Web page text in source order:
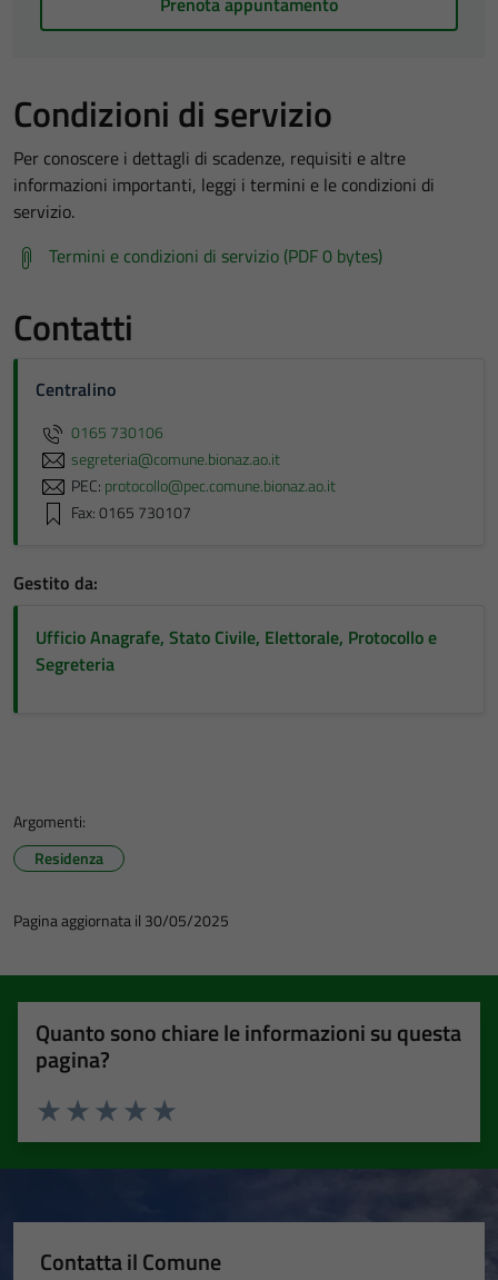
Condizioni di servizio
Per conoscere i dettagli di scadenze, requisiti e altre
informazioni importanti, leggi i termini e le condizioni di
servizio.
Termini e condizioni di servizio (PDF 0 bytes)
Contatti
Centralino
0165 730106
segreteria@comune.bionaz.ao.it
PEC: protocollo@pec.comune.bionaz.ao.it
Fax: 0165 730107
Gestito da:
Ufficio Anagrafe, Stato Civile, Elettorale, Protocollo e
Segreteria
Argomenti:
Residenza
Pagina aggiornata il 30/05/2025
Quanto sono chiare le informazioni su questa
pagina?
Valuta 5 stelle su 5
Valuta 4 stelle su 5
Valuta 3 stelle su 5
Valuta 2 stelle su 5
Valuta 1 stelle su 5
Contatta il Comune